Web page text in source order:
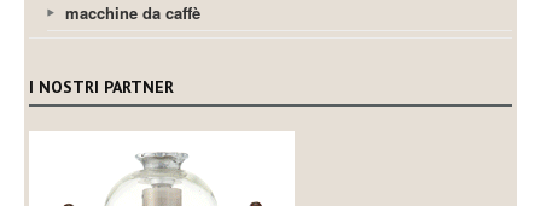
macchine da caffè
I NOSTRI PARTNER